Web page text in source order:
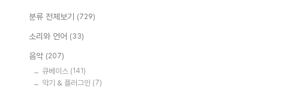
분류 전체보기 (729)
소리와 언어 (33)
음악 (207)
큐베이스 (141)
악기 & 플러그인 (7)